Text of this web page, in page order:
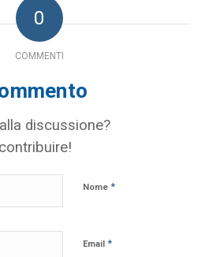
0
COMMENTI
discussione?
Nome *
Email *